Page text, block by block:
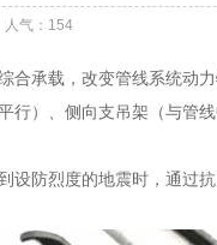
人气： 154
合承载，改变管线系统动
）、侧向支吊架（与管
设防烈度的地震时，通过